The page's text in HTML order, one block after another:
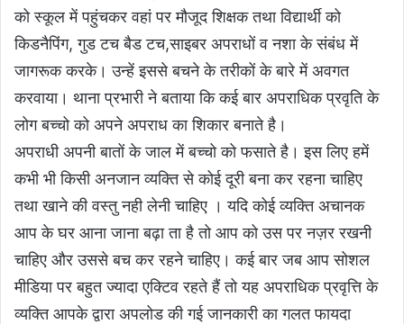
को स्कूल में पहुंचकर वहां पर मौजूद शिक्षक तथा विद्यार्थी को
किडनैपिंग, गुड टच बैड टच,साइबर अपराधों व नशा के संबंध में
जागरूक करके। उन्हें इससे बचने के तरीकों के बारे में अवगत
करवाया। थाना प्रभारी ने बताया कि कई बार अपराधिक प्रवृति के
लोग बच्चो को अपने अपराध का शिकार बनाते है।
अपराधी अपनी बातों के जाल में बच्चो को फसाते है। इस लिए हमें
कभी भी किसी अनजान व्यक्ति से कोई दूरी बना कर रहना चाहिए
तथा खाने की वस्तु नही लेनी चाहिए । यदि कोई व्यक्ति अचानक
आप के घर आना जाना बढ़ा ता है तो आप को उस पर नज़र रखनी
चाहिए और उससे बच कर रहने चाहिए। कई बार जब आप सोशल
मीडिया पर बहुत ज्यादा एक्टिव रहते हैं तो यह अपराधिक प्रवृत्ति के
व्यक्ति आपके द्वारा अपलोड की गई जानकारी का गलत फायदा